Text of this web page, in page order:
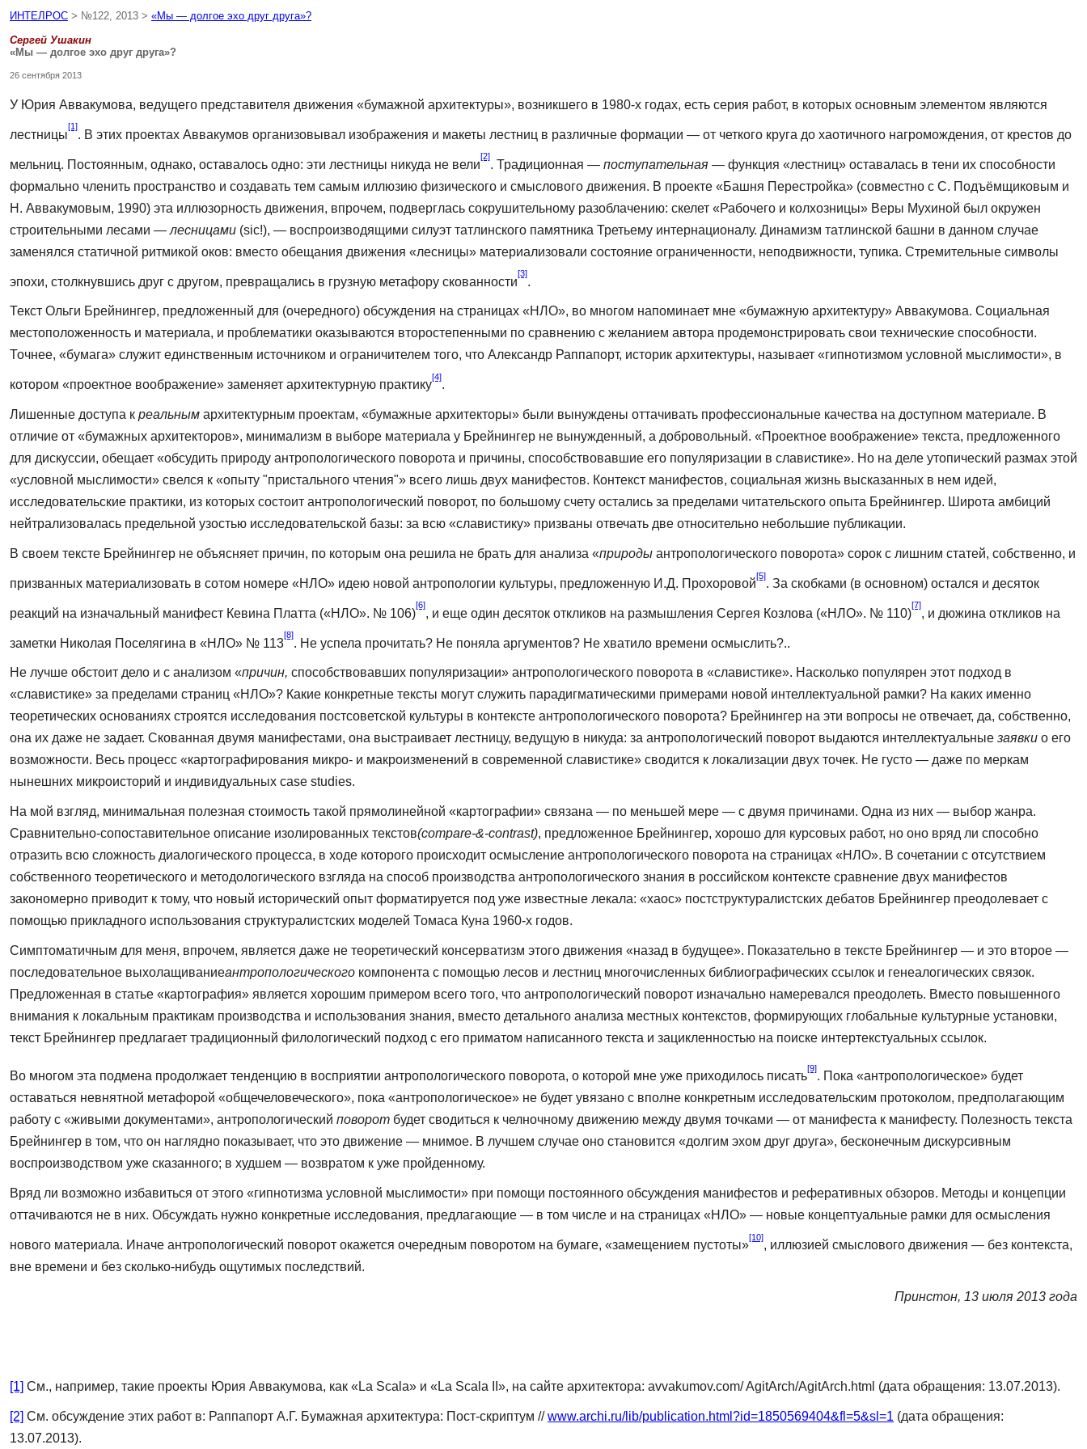
ИНТЕЛРОС > №122, 2013 > «Мы — долгое эхо друг друга»?
Сергей Ушакин
«Мы — долгое эхо друг друга»?
26 сентября 2013
У Юрия Аввакумова, ведущего представителя движения «бумажной архитек­туры», возникшего в 1980-х годах, есть серия работ, в которых основным эле­ментом являются
лестницы
[1]
. В этих проектах Аввакумов организовывал изображения и макеты лестниц в различные формации — от четкого круга до хаотичного нагромождения, от крестов до
мельниц. Постоянным, однако, оста­валось одно: эти лестницы никуда не вели
[2]
. Традиционная — поступательная — функция «лестниц» оставалась в тени их способности
формально чле­нить пространство и создавать тем самым иллюзию физического и смыслового движения. В проекте «Башня Перестройка» (совместно с C. Подъёмщиковым и
Н. Аввакумовым, 1990) эта иллюзорность движения, впрочем, подверглась сокрушительному разоблачению: скелет «Рабочего и колхозницы» Веры Му­хиной был окружен
строительными лесами — лесницами (sic!), — воспроизво­дящими силуэт татлинского памятника Третьему интернационалу. Динамизм татлинской башни в данном случае
заменялся статичной ритмикой оков: вмес­то обещания движения «лесницы» материализовали состояние ограничен­ности, неподвижности, тупика. Стремительные символы
эпохи, столкнувшись друг с другом, превращались в грузную метафору скованности
[3]
Текст Ольги Брейнингер, предложенный для (очередного) обсуждения на страницах «НЛО», во многом напоминает мне «бумажную архитектуру» Аввакумова. Социальная
местоположенность и материала, и проблематики оказываются второстепенными по сравнению с желанием автора продемон­стрировать свои технические способности.
Точнее, «бумага» служит единст­венным источником и ограничителем того, что Александр Раппапорт, исто­рик архитектуры, называет «гипнотизмом условной мыслимости», в
котором «проектное воображение» заменяет архитектурную практику
[4]
.
Лишенные доступа к реальным архитектурным проектам, «бумажные ар­хитекторы» были вынуждены оттачивать профессиональные качества на до­ступном материале. В
отличие от «бумажных архитекторов», минимализм в выборе материала у Брейнингер не вынужденный, а добровольный. «Про­ектное воображение» текста, предложенного
для дискуссии, обещает «обсу­дить природу антропологического поворота и причины, способствовавшие его популяризации в славистике». Но на деле утопический размах этой
«условной мыслимости» свелся к «опыту "пристального чтения"» всего лишь двух манифестов. Контекст манифестов, социальная жизнь высказанных в нем идей,
исследовательские практики, из которых состоит антропологи­ческий поворот, по большому счету остались за пределами читательского опыта Брейнингер. Широта амбиций
нейтрализовалась предельной узостью исследовательской базы: за всю «славистику» призваны отвечать две отно­сительно небольшие публикации.
В своем тексте Брейнингер не объясняет причин, по которым она решила не брать для анализа «природы антропологического поворота» сорок с лиш­ним статей, собственно, и
призванных материализовать в сотом номере «НЛО» идею новой антропологии культуры, предложенную И.Д. Прохоро­вой
[5]
. За скобками (в основном) остался и десяток
реакций на изначальный манифест Кевина Платта («НЛО». № 106)
[6]
, и еще один десяток откликов на размышления Сергея Козлова («НЛО». № 110)
[7]
, и дюжина откликов на
за­метки Николая Поселягина в «НЛО» № 113
[8]
. Не успела прочитать? Не по­няла аргументов? Не хватило времени осмыслить?..
Не лучше обстоит дело и с анализом «причин, способствовавших популя­ризации» антропологического поворота в «славистике». Насколько популярен этот подход в
«славистике» за пределами страниц «НЛО»? Какие конкретные тексты могут служить парадигматическими примерами новой интеллектуаль­ной рамки? На каких именно
теоретических основаниях строятся исследо­вания постсоветской культуры в контексте антропологического поворота? Брейнингер на эти вопросы не отвечает, да, собственно,
она их даже не задает. Скованная двумя манифестами, она выстраивает лестницу, ведущую в нику­да: за антропологический поворот выдаются интеллектуальные заявки о его
возможности. Весь процесс «картографирования микро- и макроизменений в современной славистике» сводится к локализации двух точек. Не густо — даже по меркам
нынешних микроисторий и индивидуальных case studies.
На мой взгляд, минимальная полезная стоимость такой прямолинейной «картографии» связана — по меньшей мере — с двумя причинами. Одна из них — выбор жанра.
Сравнительно-сопоставительное описание изолирован­ных текстов(compare-&-contrast), предложенное Брейнингер, хорошо для курсовых работ, но оно вряд ли способно
отразить всю сложность диалоги­ческого процесса, в ходе которого происходит осмысление антропологиче­ского поворота на страницах «НЛО». В сочетании с отсутствием
собствен­ного теоретического и методологического взгляда на способ производства антропологического знания в российском контексте сравнение двух мани­фестов
закономерно приводит к тому, что новый исторический опыт форма­тируется под уже известные лекала: «хаос» постструктуралистских дебатов Брейнингер преодолевает с
помощью прикладного использования структу­ралистских моделей Томаса Куна 1960-х годов.
Симптоматичным для меня, впрочем, является даже не теоретический консерватизм этого движения «назад в будущее». Показательно в тексте Брейнингер — и это второе —
последовательное выхолащиваниеантропологического компонента с помощью лесов и лестниц многочисленных библио­графических ссылок и генеалогических связок.
Предложенная в статье «кар­тография» является хорошим примером всего того, что антропологический поворот изначально намеревался преодолеть. Вместо повышенного
внимания к локальным практикам производства и использования знания, вместо де­тального анализа местных контекстов, формирующих глобальные культур­ные установки,
текст Брейнингер предлагает традиционный филологический подход с его приматом написанного текста и зацикленностью на поиске ин­тертекстуальных ссылок.
Во многом эта подмена продолжает тенденцию в восприятии антропо­логического поворота, о которой мне уже приходилось писать
[9]
. Пока «антро­пологическое» будет
оставаться невнятной метафорой «общечеловеческого», пока «антропологическое» не будет увязано с вполне конкретным исследова­тельским протоколом, предполагающим
работу с «живыми документами», антропологический поворот будет сводиться к челночному движению между двумя точками — от манифеста к манифесту. Полезность текста
Брейнингер в том, что он наглядно показывает, что это движение — мнимое. В лучшем слу­чае оно становится «долгим эхом друг друга», бесконечным дискурсивным
воспроизводством уже сказанного; в худшем — возвратом к уже пройденному.
Вряд ли возможно избавиться от этого «гипнотизма условной мыслимости» при помощи постоянного обсуждения манифестов и реферативных обзо­ров. Методы и концепции
оттачиваются не в них. Обсуждать нужно конкрет­ные исследования, предлагающие — в том числе и на страницах «НЛО» — новые концептуальные рамки для осмысления
нового материала. Иначе ант­ропологический поворот окажется очередным поворотом на бумаге, «замеще­нием пустоты»
[10]
, иллюзией смыслового движения — без контекста,
вне вре­мени и без сколько-нибудь ощутимых последствий.
Принстон, 13 июля 2013 года
[1] См., например, такие проекты Юрия Аввакумова, как «La Scala» и «La Scala II», на сайте архитектора: avvakumov.com/ AgitArch/AgitArch.html (дата обращения: 13.07.2013).
[2] См. обсуждение этих работ в: Раппапорт А.Г. Бумажная ар­хитектура: Пост-скриптум //www.archi.ru/lib/publication.html?id=1850569404&fl=5&sl=1 (дата обращения:
13.07.2013).